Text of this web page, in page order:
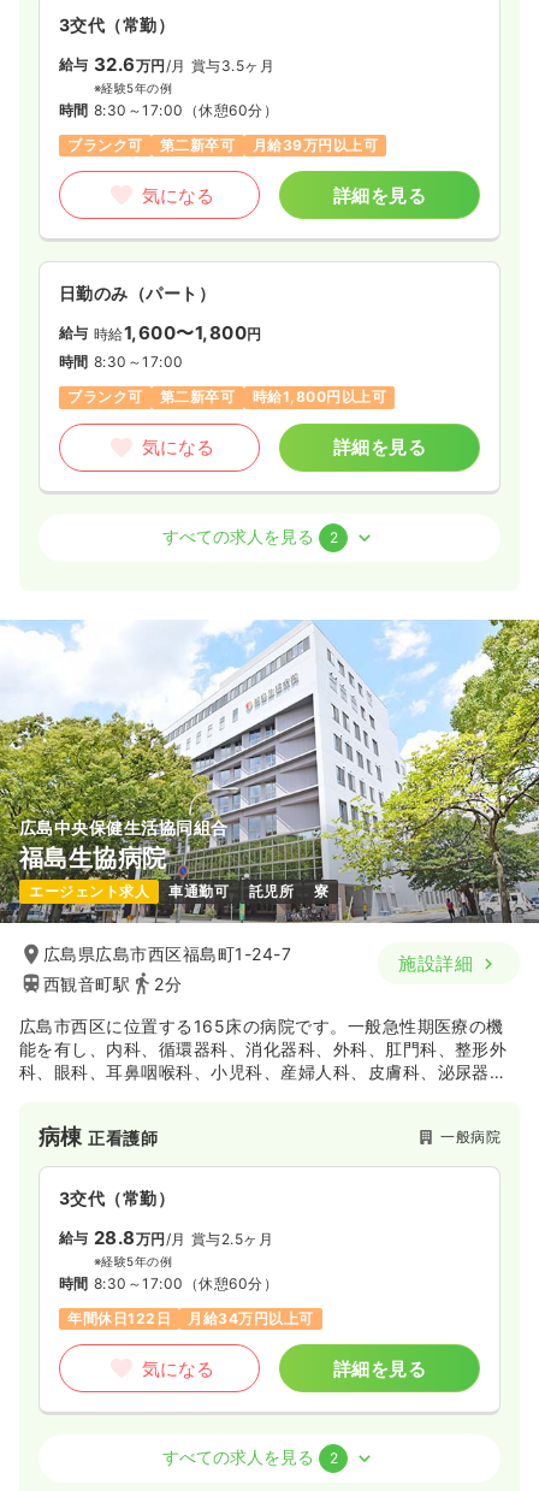
3交代（常勤）
給与 32.6万円 /月 賞与3.5ヶ月
※経験5年の例
時間 8:30～17:00 （休憩60分）
ブランク可
第二新卒可 月給39万円以上可
気になる 詳細を見る
日勤のみ（パート）
給与 時給1,600〜1,800円
時間 8:30～17:00
ブランク可
第二新卒可 時給1,800円以上可
気になる 詳細を見る
正・准看護師
給与 賞与3.5ヶ月
9:00～18:00
（休憩60分）
日祝休み
ブランク可 第二新卒可 月給31万円以上可
気になる 詳細を見る
日勤のみ（パート） 一時募集休止
給与 時給1,600〜1,700 円
時間 8:30～17:00
日祝休み
ブランク可 第二新卒可 時給1,700円以上可
すべての求人を見る 2
広島中央保健生活協同組合
福島生協病院
エージェント求人 車通勤可 託児所 寮
広島県広島市西区福島町1-24-7
西観音町駅
2分
施設詳細
広島市西区に位置する165床の病院です。一般急性期医療の機
能を有し、内科、循環器科、消化器科、外科、肛門科、整形外
科、眼科、耳鼻咽喉科、小児科、産婦人科、皮膚科、泌尿器科
院としての役割を担われています。
病棟正看護師 一般病院
3交代（常勤）
給与 28.8万円/月 賞与2.5ヶ月
※経験5年の例
時間 8:30～17:00 （休憩60分）
年間休日122日
月給34万円以上可
気になる 詳細を見る
オペ室(手術室)正看護師
すべての求人を見る 2